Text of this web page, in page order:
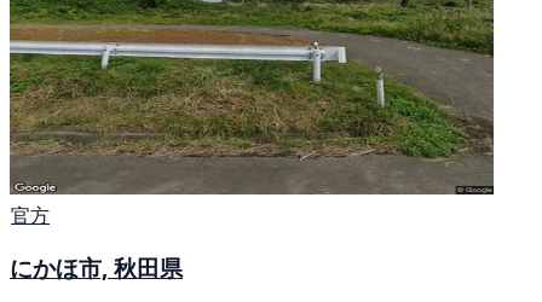
官方
にかほ市, 秋田県